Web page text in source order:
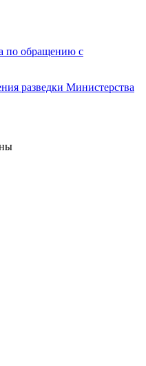
по обращению с
разведки Министерства